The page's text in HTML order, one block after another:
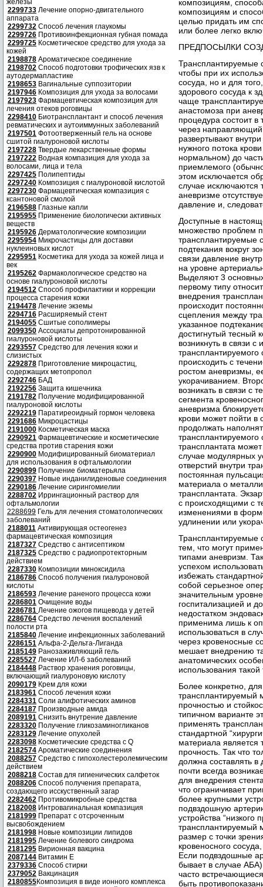
железы
2299733 Лечение опорно-двигательного
аппарата
2299732 Способ лечения глаукомы
2299726 Противоинфекционная губная помада
2299725 Косметическое средство для ухода за
кожей
2198878 Ароматическое соединение
2198702 Способ подготовки трофических язв к
аутодермапластике
2198653 Вагинальные суппозитории
2197946 Композиция для ухода за волосами
2197923 Фармацевтическая композиция для
лечения отеков роговицы
2298410 Биотрансплантант и способ лечения
ревматических и аутоиммунных заболеваний
2197501 Фотоотверженный гель на основе
сшитой гиалуроновой кислоты
2197228 Твердые лекарственные формы
2197222 Водная компазиция для ухода за
волосами, лица и тела
2297425 Полипептиды
2297240 Композиция с гиалуроновой кислотой
2297230 Фармацевтическая компазиция с
ксантоновой смолой
2196588 Глазные капли
2195955 Применение биологически активных
веществ
2195926 Дерматологические композиции
2295954 Микрочастицы для доставки
нуклеиновых кислот
2295951 Косметика для ухода за кожей лица и
век
2195262 Фармакологическое средство на
основе гиалуроновой кислоты
2194512 Способ профилактики и коррекции
процесса старения кожи
2194478 Лечение экземы
2294716 Расширяемый стент
2194055 Сшитые сополимеры
2099350 Ассоциаты депротонированной
гиалуроновой кислоты
2293557 Средство для лечения кожи и
слизистых
2292878 Приготовление микроцастиц,
содержащих метопропол
2292746 БАД
2192256 Защита кишечника
2191782 Получение модифицированной
гиалуроновой кислоты
2292219 Паратиреоидный гормон человека
2291686 Микроцастицы
2191000 Косметическая маска
2290921 Фармацевтические и косметические
средства против старения кожи
2290900 Модифицированный биоматериал
для использования в офтальмологии
2290899 Получение биоматерьяла
2290397 Новые инданилиденовые соединения
2290186 Лечение сирингомиелии
2288702 Иррингационный раствор для
офтальмологии
2288699 Гель для лечения стоматологических
заболеваний
2188011 Активирующая остеогенез
фармацевтическая композиция
2187327 Средство с антисептиком
2187325 Средство с радиопротекторным
действием
2287330 Композиции миноксидила
2186786 Способ получения гиалуроновой
кислоты
2186593 Лечение раненого процесса кожи
2286801 Очищение воды
2286781 Лечение ожогов пищевода у детей
2286764 Средство лечения воспалений
полости рта
2185840 Лечение инфекционных заболеваний
2286151 Альфа-2-Дельта-Лиганда
2185149 Ранозаживляющий гель
2285527 Лечение ИЛ-6 заболеваний
2184448 Раствор хранения роговицы,
включающий гиалуроновую кислоту
2090179 Крем для кожи
2183961 Способ лечения кожи
2284331 Соли алифотических аминов
2284187 Производные амида
2089191 Снизить внутрение давление
2283320 Получение гликозаминогликанов
2283129 Лечение опухолей
2283098 Косметические средства с Q
2182574 Ароматические соединения
2088257 Средство с гипохолестеролемическим
действием
2088218 Состав для гигиенических салфеток
2088206 Способ получения препарата,
создающего исскуственный загар
2282462 Противомикробные средства
2182008 Интровагинальная компазиция
2181999 Препарат с отсроченным
высвобождением
2181998 Новые композиции липидов
2181995 Лечение болевого синдрома
2181295 Вирионная вакцина
2087144 Витамин Е
2379336 Способ стирки
2379052 Вакцинация
2180855Композиция в виде ионного комплекса
композициям,
композициям и
целью придать им
или более легко
ПРЕДПОСЫЛКИ
Трансплантируемые
чтобы при их
сосуда, но и для
здорового сосуда к
чаще
анастомоза при
процедура состоит в
через
развертывают
нужного потока
нормальном) до
приемлемого
этом исключается
случае исключаются
аневризме
давление и,
Доступные в
множество проблем
трансплантируемые
подтекания вокруг
связи давление
на уровне
Выделяют 3
первому типу
внедрения
происходит
сцепления между
указанное
достигнутый тесный
возникнуть в связи
трансплантируемого
происходить с
ростом аневризмы,
укорачиванием.
возникать в связи с
сегмента
аневризма
крови может пойти в
продолжать
трансплантируемого
трансплантата может
случае модулярных
отверстий внутри
постоянная
материала о
трансплантата.
с происходящими с
изменениями в
удлинении или
Трансплантируемые
тем, что могут
типами аневризм.
успехом
избежать
собой серьезное
значительным
госпитализацией и
недостатком
применима лишь к
использоваться в
через кровеносные
мешает внедрению
анатомических
использования такой
Более конкретно,
трансплантируемый
прочностью и
типичном варианте
применять
стандартной
материала является
прочность. Так что
должна составлять
почти всегда
для внедрения
что ограничивает
более крупными
подвздошную
устройства
трансплантируемый
размер с точки
кровеносного
Если подвздошные
бывает в случае
часто
быть